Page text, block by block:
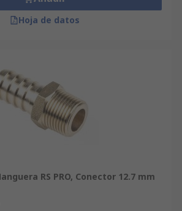
Hoja de datos
RS PRO, Conector 12.7 mm